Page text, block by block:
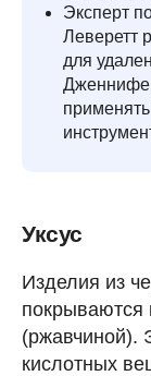
Эксперт
Леверетт
для
Уксус
Изделия из
покрываются
(ржавчиной).
кислотных